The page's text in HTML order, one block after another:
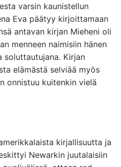
varsin kaunistellun
Eva päätyy kirjoittamaan
antavan kirjan Mieheni oli
menneen naimisiin hänen
soluttautujana. Kirjan
elämästä selviää myös
onnistuu kuitenkin vielä
kirjallisuutta ja
Newarkin juutalaisiin